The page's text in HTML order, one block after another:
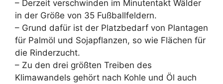
– Derzeit verschwinden im Minutentakt Wälder
in der Größe von 35 Fußballfeldern.
– Grund dafür ist der Platzbedarf von Plantagen
für Palmöl und Sojapflanzen, so wie Flächen für
die Rinderzucht.
– Zu den drei größten Treiben des
Klimawandels gehört nach Kohle und Öl auch